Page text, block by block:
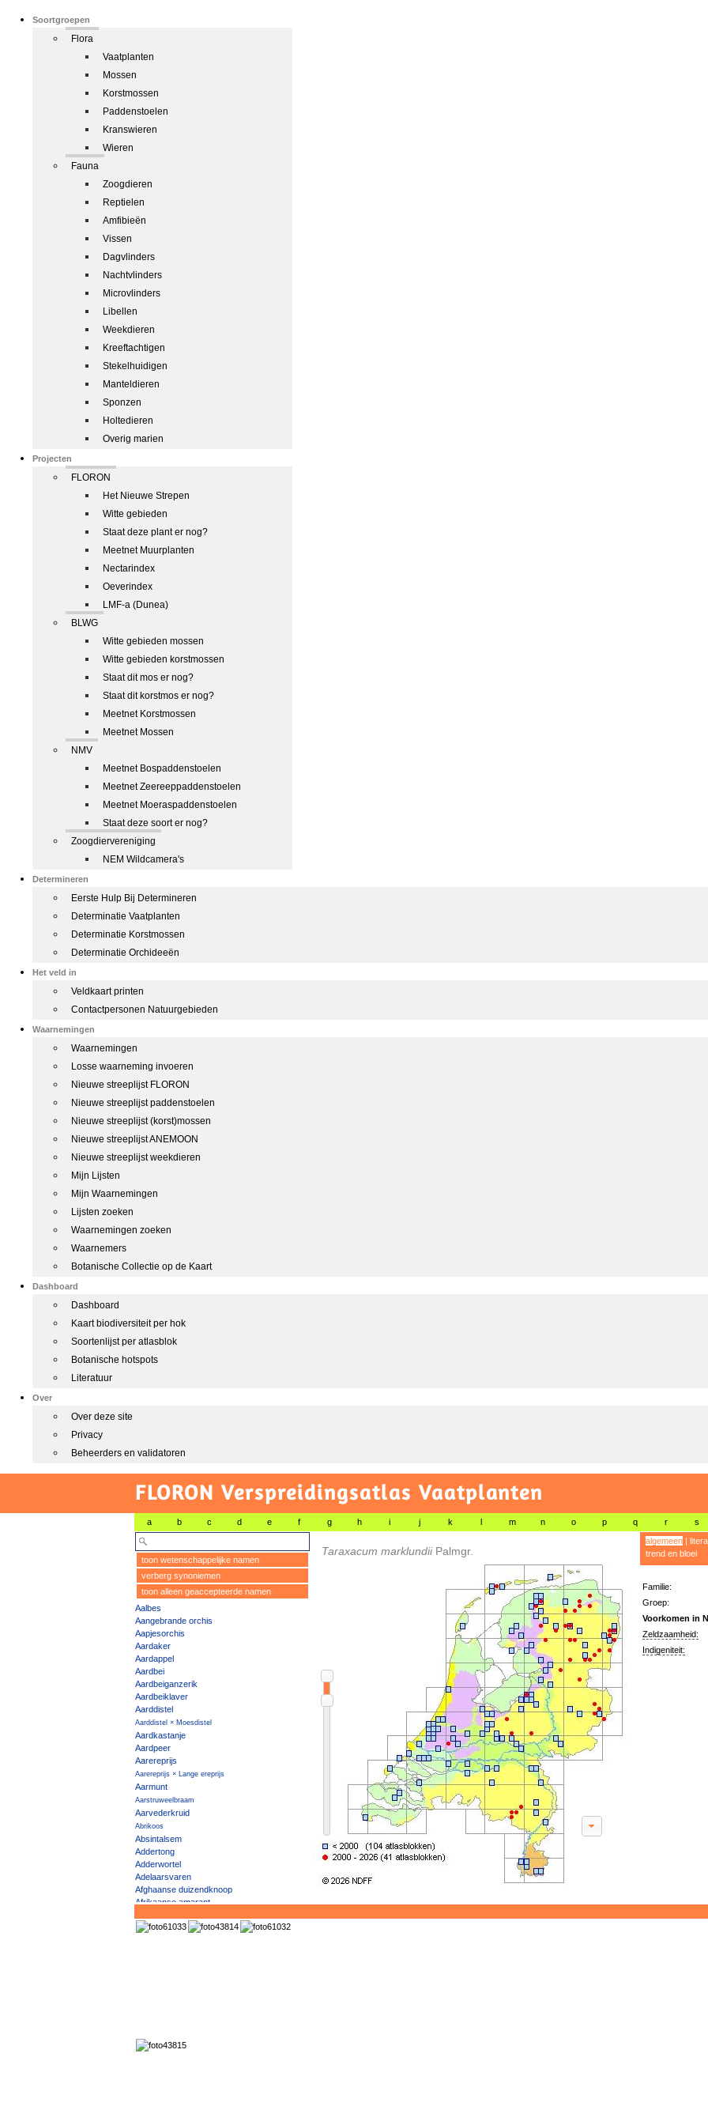
Soortgroepen
Flora
Vaatplanten
Mossen
Korstmossen
Paddenstoelen
Kranswieren
Wieren
Fauna
Zoogdieren
Reptielen
Amfibieën
Vissen
Dagvlinders
Nachtvlinders
Microvlinders
Libellen
Weekdieren
Kreeftachtigen
Stekelhuidigen
Manteldieren
Sponzen
Holtedieren
Overig marien
Projecten
FLORON
Het Nieuwe Strepen
Witte gebieden
Staat deze plant er nog?
Meetnet Muurplanten
Nectarindex
Oeverindex
LMF-a (Dunea)
BLWG
Witte gebieden mossen
Witte gebieden korstmossen
Staat dit mos er nog?
Staat dit korstmos er nog?
Meetnet Korstmossen
Meetnet Mossen
NMV
Meetnet Bospaddenstoelen
Meetnet Zeereeppaddenstoelen
Meetnet Moeraspaddenstoelen
Staat deze soort er nog?
Zoogdiervereniging
NEM Wildcamera's
Determineren
Eerste Hulp Bij Determineren
Determinatie Vaatplanten
Determinatie Korstmossen
Determinatie Orchideeën
Het veld in
Veldkaart printen
Contactpersonen Natuurgebieden
Waarnemingen
Waarnemingen
Losse waarneming invoeren
Nieuwe streeplijst FLORON
Nieuwe streeplijst paddenstoelen
Nieuwe streeplijst (korst)mossen
Nieuwe streeplijst ANEMOON
Nieuwe streeplijst weekdieren
Mijn Lijsten
Mijn Waarnemingen
Lijsten zoeken
Waarnemingen zoeken
Waarnemers
Botanische Collectie op de Kaart
Dashboard
Dashboard
Kaart biodiversiteit per hok
Soortenlijst per atlasblok
Botanische hotspots
Literatuur
Over
Over deze site
Privacy
Beheerders en validatoren
FLORON Verspreidingsatlas Vaatplanten
a b c d e f g h i j k l m n o p q r s
toon wetenschappelijke namen
verberg synoniemen
toon alleen geaccepteerde namen
Aalbes
Aangebrande orchis
Aapjesorchis
Aardaker
Aardappel
Aardbei
Aardbeiganzerik
Aardbeiklaver
Aarddistel
Aarddistel × Moesdistel
Aardkastanje
Aardpeer
Aarereprijs
Aarereprijs × Lange ereprijs
Aarmunt
Aarstruweelbraam
Aarvederkruid
Abrikoos
Absintalsem
Addertong
Adderwortel
Adelaarsvaren
Afghaanse duizendknoop
Afrikaanse amarant
Ageratum
Akkerereprijs
Taraxacum marklundii Palmgr.
algemeen|
trend en bloei
Familie:
Groep:
Voorkomen in
Zeldzaamheid:
Indigeniteit: